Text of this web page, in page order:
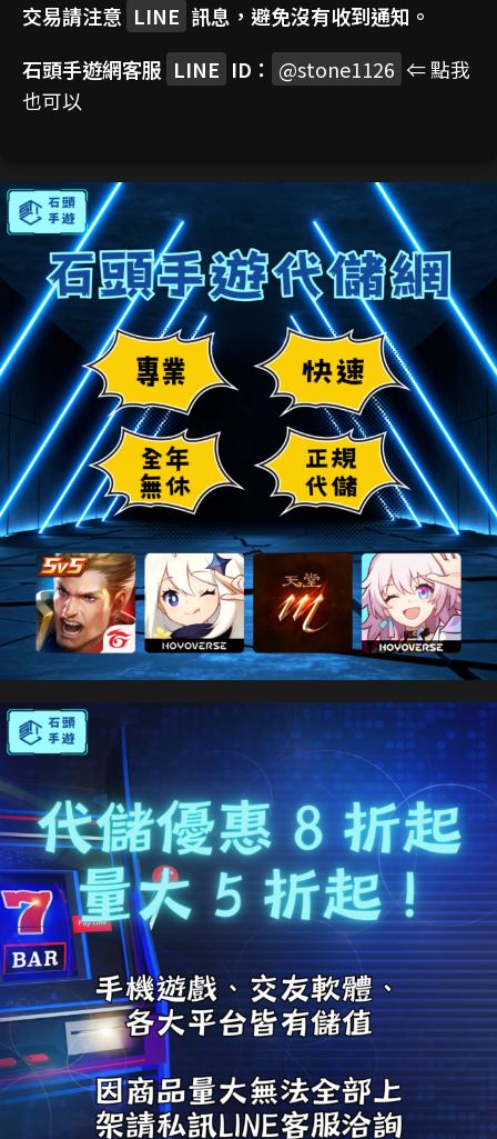
交易請注意 LINE 訊息，避免沒有收到通知。
石頭手遊網客服 LINE ID： @stone1126 ⇐ 點我
也可以